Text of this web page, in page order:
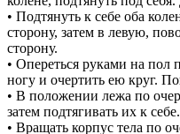
• Подтянуть к себе оба
сторону, затем в левую,
сторону.
• Опереться руками на пол
ногу и очертить ею круг.
• В положении лежа по
затем подтягивать их к себе.
• Вращать корпус тела по